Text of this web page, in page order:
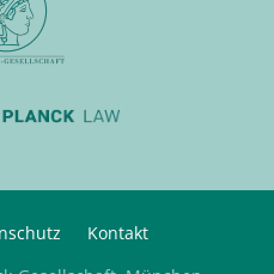
Kontakt